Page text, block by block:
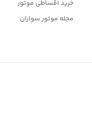
خرید اقساطی موتور
مجله موتور سواران